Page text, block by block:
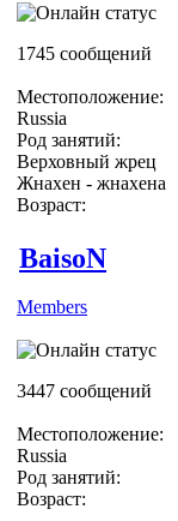
1745 сообщений
Местоположение:
Russia
Род занятий:
Верховный жрец
Жнахен - жнахена
Возраст:
BaisoN
Members
3447 сообщений
Местоположение:
Russia
Род занятий:
Возраст: